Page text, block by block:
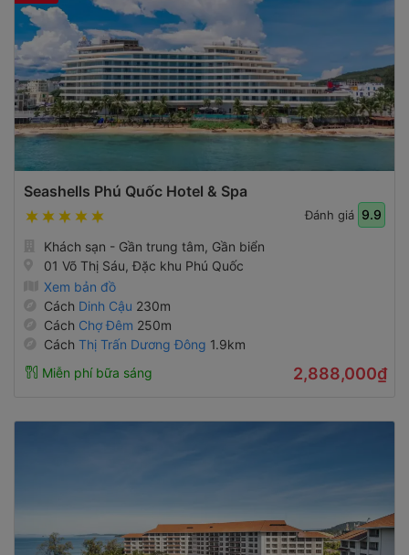
Seashells Phú Quốc Hotel & Spa
Đánh giá 9.9
Khách sạn - Gần trung tâm, Gần biển
01 Võ Thị Sáu, Đặc khu Phú Quốc
Xem bản đồ
Cách Dinh Cậu 230m
Cách Chợ Đêm 250m
Cách Thị Trấn Dương Đông 1.9km
Miễn phí bữa sáng
2,888,000₫